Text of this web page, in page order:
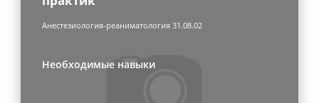
Анестезиология-реаниматология 31.08.02
Необходимые навыки